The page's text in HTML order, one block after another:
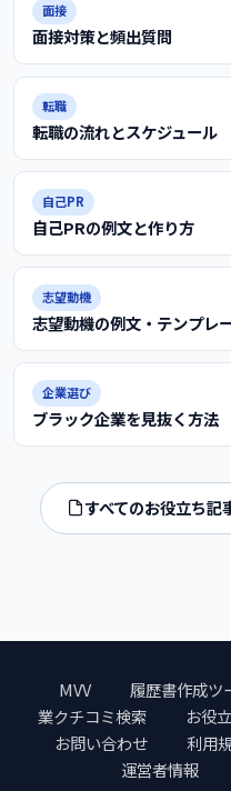
面接
面接対策と頻出質問
転職
転職の流れとスケジュール
自己PR
自己PRの例文と作り方
志望動機
志望動機の例文・テンプレ
企業選び
ブラック企業を見抜く方法
すべてのお役立ち記
MVV 履歴書作成ツ
業クチコミ検索
お役
お問い合わせ
利用
運営者情報